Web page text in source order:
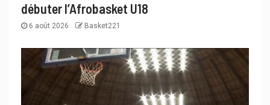
débuter l’Afrobasket U18
6 août 2026 Basket221